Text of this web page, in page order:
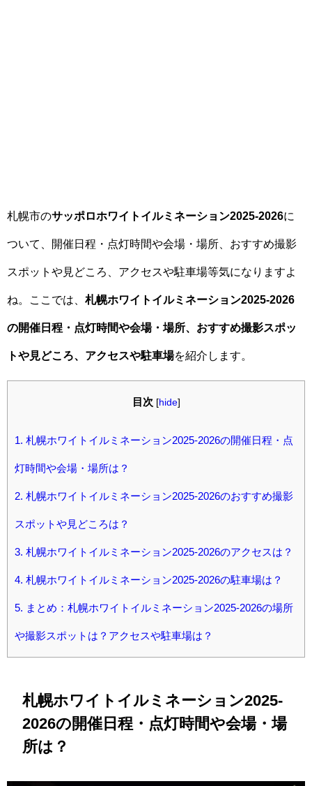
札幌市のサッポロホワイトイルミネーション2025-2026に
ついて、開催日程・点灯時間や会場・場所、おすすめ撮影
スポットや見どころ、アクセスや駐車場等気になりますよ
ね。ここでは、 札幌ホワイトイルミネーション2025-2026
の開催日程・点灯時間や会場・場所、おすすめ撮影スポッ
トや見どころ、アクセスや駐車場を紹介します。
目次 [hide]
1. 札幌ホワイトイルミネーション2025-2026の開催日程・点
灯時間や会場・場所は？
2. 札幌ホワイトイルミネーション2025-2026のおすすめ撮影
スポットや見どころは？
3. 札幌ホワイトイルミネーション2025-2026のアクセスは？
4. 札幌ホワイトイルミネーション2025-2026の駐車場は？
5. まとめ：札幌ホワイトイルミネーション2025-2026の場所
や撮影スポットは？アクセスや駐車場は？
札幌ホワイトイルミネーション2025-
2026の開催日程・点灯時間や会場・場
所は？